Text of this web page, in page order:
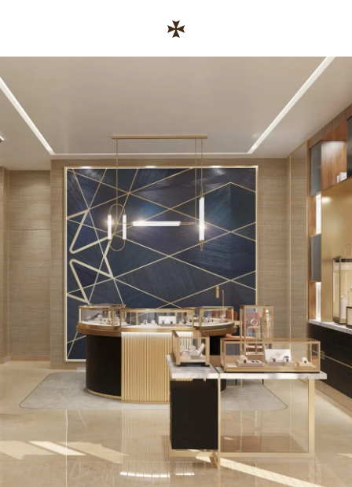
Return to Nav